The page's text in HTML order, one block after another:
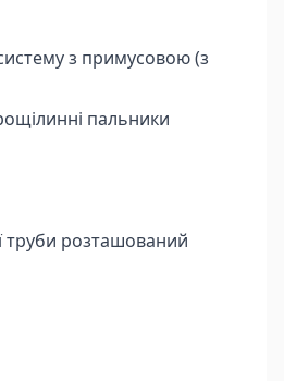
з примусовою (з
пальники
труби розташований